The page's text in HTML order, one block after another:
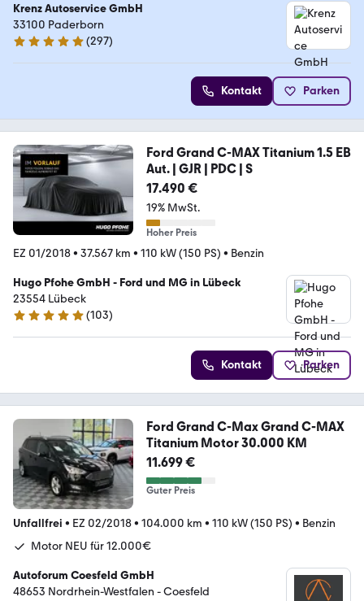
Krenz Autoservice GmbH
33100 Paderborn
4.8 Sterne
(297)
Kontakt Parken
Ford Grand C-MAX Titanium 1.5 EB
Aut. | GJR | PDC | S
17.490 €
19% MwSt.
Hoher Preis
EZ 01/2018• 37.567 km • 110 kW (150 PS) • Benzin
Hugo Pfohe GmbH - Ford und MG in Lübeck
23554 Lübeck
4.8 Sterne
(103)
Kontakt Parken
Ford Grand C-Max Grand C-MAX
Titanium Motor 30.000 KM
11.699 €
Guter Preis
Unfallfrei • EZ 02/2018• 104.000 km • 110 kW (150 PS) • Benzin
Motor NEU für 12.000€
Autoforum Coesfeld GmbH
48653 Nordrhein-Westfalen - Coesfeld